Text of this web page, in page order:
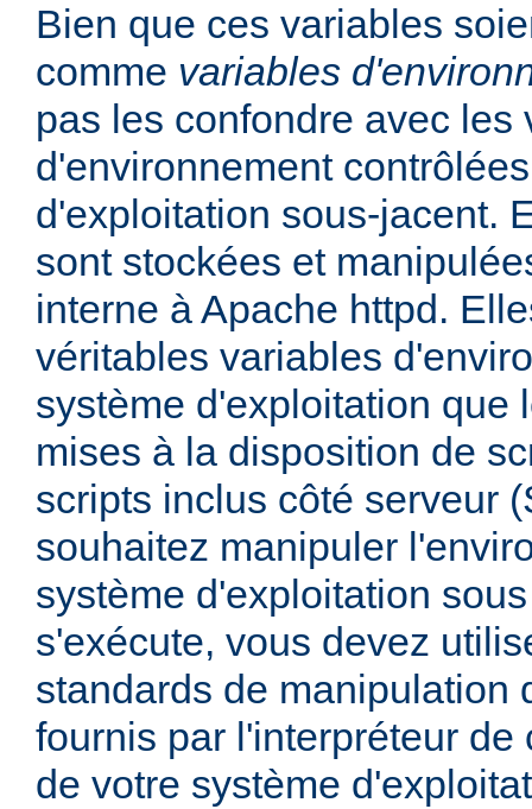
Bien que ces variables
comme variables
pas les confondre avec les
d'environnement
d'exploitation sous-jacent.
sont stockées et
interne à Apache httpd.
véritables variables
système d'exploitation que
mises à la disposition de
scripts inclus côté serveur
souhaitez manipuler
système d'exploitation
s'exécute, vous devez
standards de manipulation
fournis par l'interpréteur de
de votre système